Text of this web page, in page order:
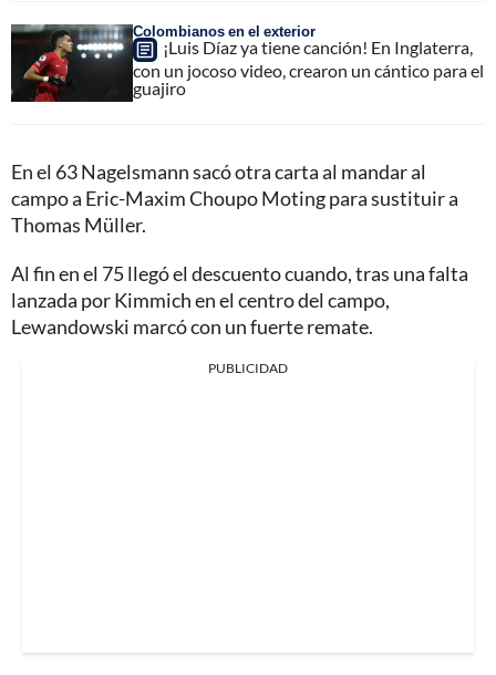
Colombianos en el exterior
¡Luis Díaz ya tiene canción! En Inglaterra,
con un jocoso video, crearon un cántico para el
guajiro
En el 63 Nagelsmann sacó otra carta al mandar al
campo a Eric-Maxim Choupo Moting para sustituir a
Thomas Müller.
Al fin en el 75 llegó el descuento cuando, tras una falta
lanzada por Kimmich en el centro del campo,
Lewandowski marcó con un fuerte remate.
PUBLICIDAD